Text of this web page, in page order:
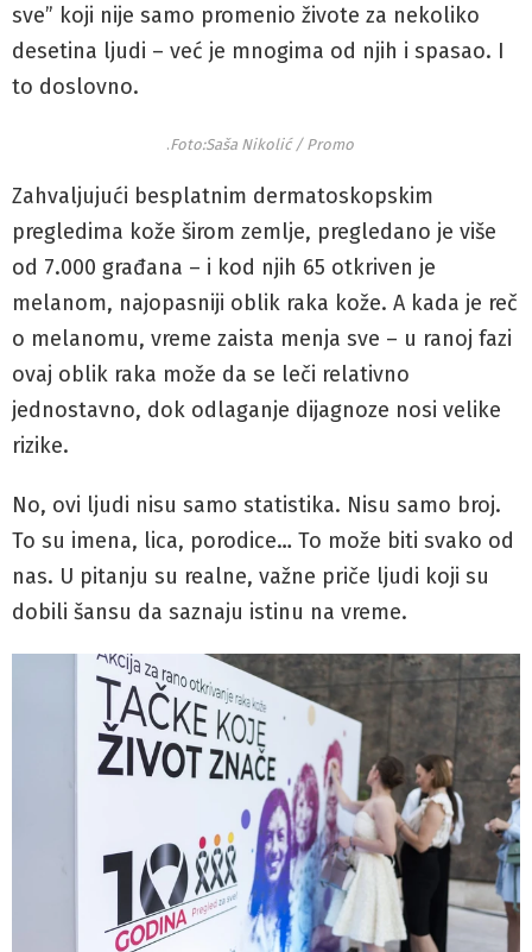
sve” koji nije samo promenio živote za nekoliko
desetina ljudi – već je mnogima od njih i spasao. I
to doslovno.
.Foto:Saša Nikolić / Promo
Zahvaljujući besplatnim dermatoskopskim
pregledima kože širom zemlje, pregledano je više
od 7.000 građana – i kod njih 65 otkriven je
melanom, najopasniji oblik raka kože. A kada je reč
o melanomu, vreme zaista menja sve – u ranoj fazi
ovaj oblik raka može da se leči relativno
jednostavno, dok odlaganje dijagnoze nosi velike
rizike.
No, ovi ljudi nisu samo statistika. Nisu samo broj.
To su imena, lica, porodice… To može biti svako od
nas. U pitanju su realne, važne priče ljudi koji su
dobili šansu da saznaju istinu na vreme.